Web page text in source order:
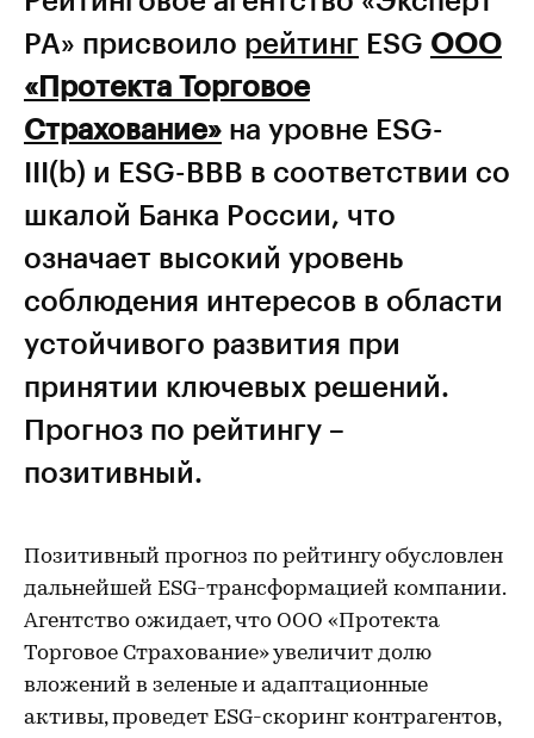
РА» присвоило рейтинг ESG ООО
«Протекта Торговое
Страхование» на уровне ESG-
III(b) и ESG-BBB в соответствии со
шкалой Банка России, что
означает высокий уровень
соблюдения интересов в области
устойчивого развития при
принятии ключевых решений.
Прогноз по рейтингу –
позитивный.
Позитивный прогноз по рейтингу обусловлен
дальнейшей ESG-трансформацией компании.
Агентство ожидает, что ООО «Протекта
Торговое Страхование» увеличит долю
вложений в зеленые и адаптационные
активы, проведет ESG-скоринг контрагентов,